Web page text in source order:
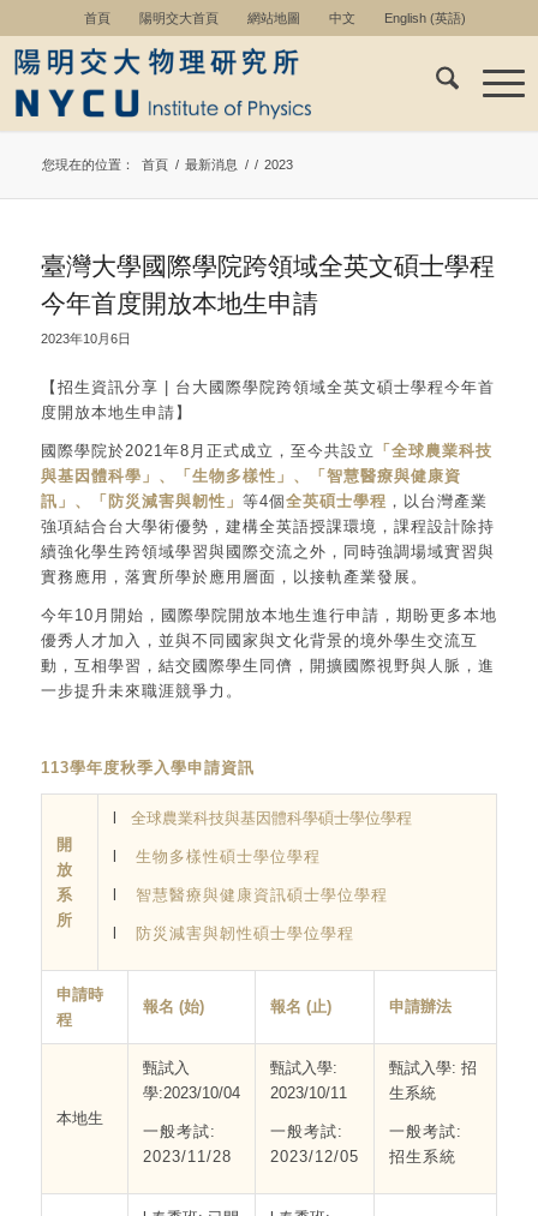
首頁 陽明交大首頁 網站地圖 中文 English(英語)
您現在的位置： 首頁 / 最新消息 / / 2023
臺灣大學國際學院跨領域全英文碩士學程
今年首度開放本地生申請
2023年10月6日
【招生資訊分享 | 台大國際學院跨領域全英文碩士學程今年首
度開放本地生申請】
國際學院於2021年8月正式成立，至今共設立 「全球農業科技
與基因體科學」、「生物多樣性」、「智慧醫療與健康資
訊」、「防災減害與韌性」 等4個全英碩士學程 ，以台灣產業
強項結合台大學術優勢，建構全英語授課環境，課程設計除持
續強化學生跨領域學習與國際交流之外，同時強調場域實習與
實務應用，落實所學於應用層面，以接軌產業發展。
今年10月開始，國際學院開放本地生進行申請，期盼更多本地
優秀人才加入，並與不同國家與文化背景的境外學生交流互
動，互相學習，結交國際學生同儕，開擴國際視野與人脈，進
一步提升未來職涯競爭力。
113學年度秋季入學申請資訊
開
放
系
所
全球農業科技與基因體科學碩士學位學程
生物多樣性碩士學位學程
智慧醫療與健康資訊碩士學位學程
防災減害與韌性碩士學位學程
申請時
程
報名 (始) 報名 (止) 申請辦法
本地生
甄試入
學:2023/10/04
一般考試:
2023/11/28
甄試入學:
2023/10/11
一般考試:
2023/12/05
甄試入學: 招
生系統
一般考試:
招生系統